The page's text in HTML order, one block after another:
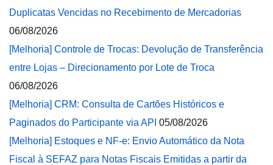
Duplicatas Vencidas no Recebimento de Mercadorias
06/08/2026
[Melhoria] Controle de Trocas: Devolução de Transferência
entre Lojas – Direcionamento por Lote de Troca
06/08/2026
[Melhoria] CRM: Consulta de Cartões Históricos e
Paginados do Participante via API 05/08/2026
[Melhoria] Estoques e NF-e: Envio Automático da Nota
Fiscal à SEFAZ para Notas Fiscais Emitidas a partir da